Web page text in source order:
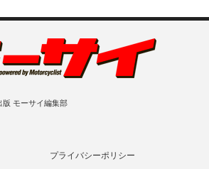
版 モーサイ編集部
プライバシーポリシー